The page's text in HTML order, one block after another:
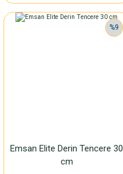
%9
Emsan Elite Derin Tencere 30
cm